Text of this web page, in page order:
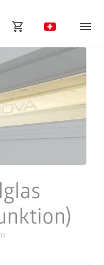
shopping_cart